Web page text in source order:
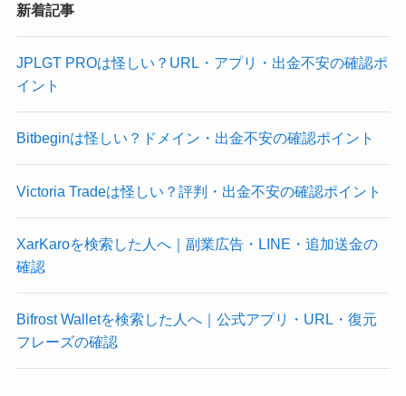
新着記事
JPLGT PROは怪しい？URL・アプリ・出金不安の確認ポ
イント
Bitbeginは怪しい？ドメイン・出金不安の確認ポイント
Victoria Tradeは怪しい？評判・出金不安の確認ポイント
XarKaroを検索した人へ｜副業広告・LINE・追加送金の
確認
Bifrost Walletを検索した人へ｜公式アプリ・URL・復元
フレーズの確認